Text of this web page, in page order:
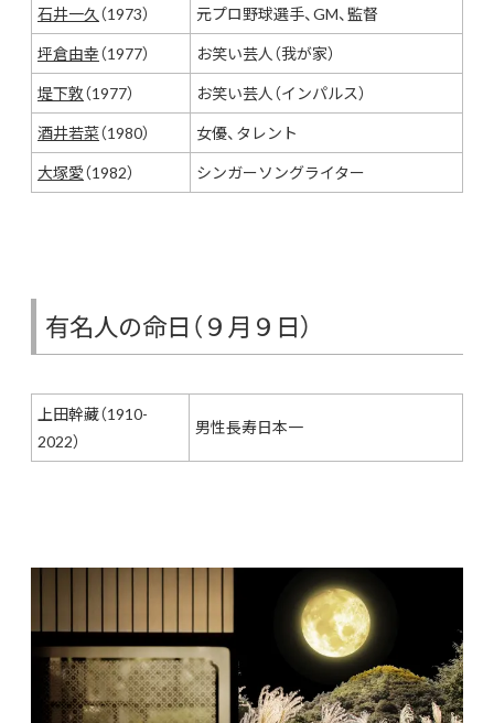
石井一久 （1973）
元プロ野球選手、GM、監督
坪倉由幸（1977）
お笑い芸人（我が家）
堤下敦（1977）
お笑い芸人（インパルス）
酒井若菜（1980）
女優、タレント
大塚愛（1982） シンガーソングライター
有名人の命日（９月９日）
上田幹藏（1910-
2022）
男性長寿日本一